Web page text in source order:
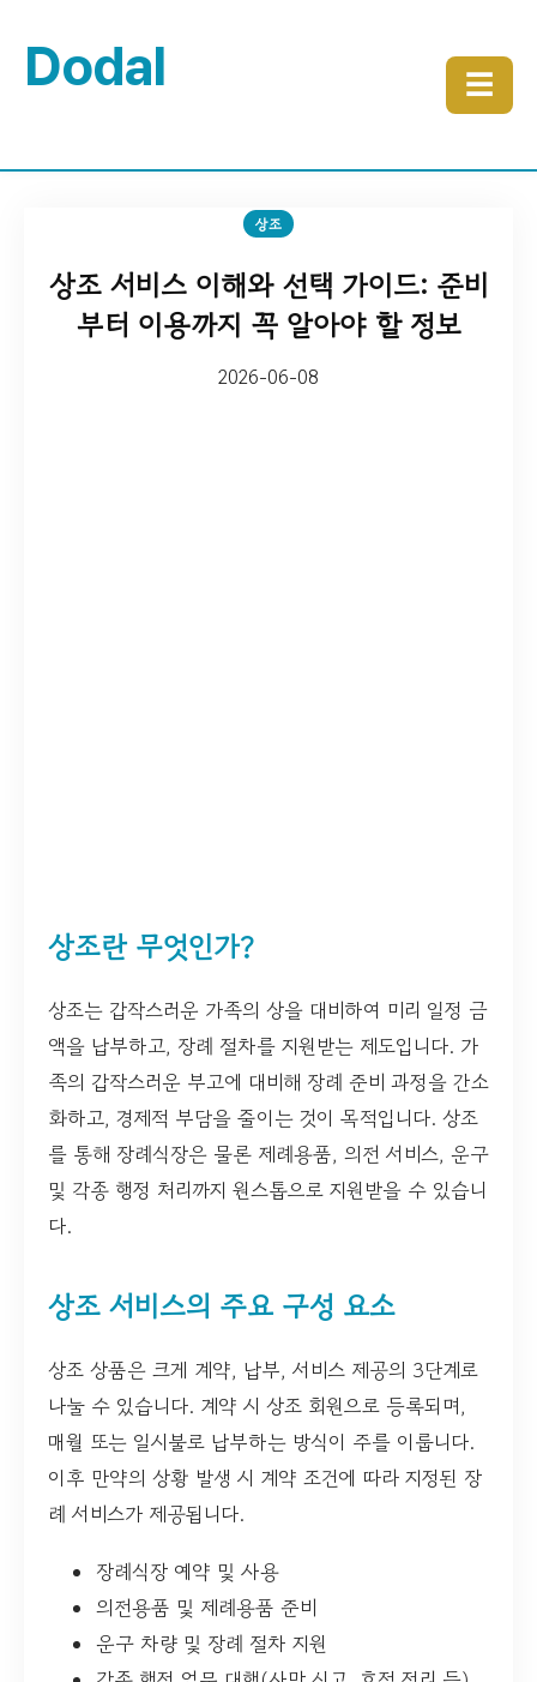
Dodal ☰
상조
상조 서비스 이해와 선택 가이드: 준비
부터 이용까지 꼭 알아야 할 정보
2026-06-08
상조란 무엇인가?
상조는 갑작스러운 가족의 상을 대비하여 미리 일정 금
액을 납부하고, 장례 절차를 지원받는 제도입니다. 가
족의 갑작스러운 부고에 대비해 장례 준비 과정을 간소
화하고, 경제적 부담을 줄이는 것이 목적입니다. 상조
를 통해 장례식장은 물론 제례용품, 의전 서비스, 운구
및 각종 행정 처리까지 원스톱으로 지원받을 수 있습니
다.
상조 서비스의 주요 구성 요소
상조 상품은 크게 계약, 납부, 서비스 제공의 3단계로
나눌 수 있습니다. 계약 시 상조 회원으로 등록되며,
매월 또는 일시불로 납부하는 방식이 주를 이룹니다.
이후 만약의 상황 발생 시 계약 조건에 따라 지정된 장
례 서비스가 제공됩니다.
장례식장 예약 및 사용
의전용품 및 제례용품 준비
운구 차량 및 장례 절차 지원